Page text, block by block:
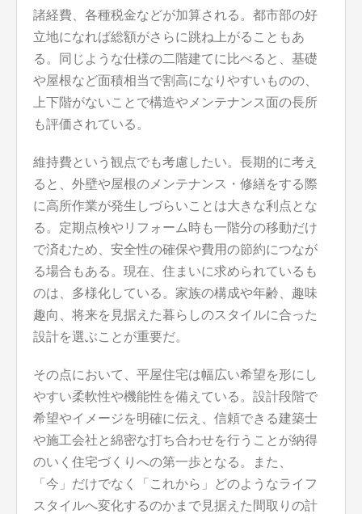
諸経費、各種税金などが加算される。都市部の好
立地になれば総額がさらに跳ね上がることもあ
る。同じような仕様の二階建てに比べると、基礎
や屋根など面積相当で割高になりやすいものの、
上下階がないことで構造やメンテナンス面の長所
も評価されている。
維持費という観点でも考慮したい。長期的に考え
ると、外壁や屋根のメンテナンス・修繕をする際
に高所作業が発生しづらいことは大きな利点とな
る。定期点検やリフォーム時も一階分の移動だけ
で済むため、安全性の確保や費用の節約につなが
る場合もある。現在、住まいに求められているも
のは、多様化している。家族の構成や年齢、趣味
趣向、将来を見据えた暮らしのスタイルに合った
設計を選ぶことが重要だ。
その点において、平屋住宅は幅広い希望を形にし
やすい柔軟性や機能性を備えている。設計段階で
希望やイメージを明確に伝え、信頼できる建築士
や施工会社と綿密な打ち合わせを行うことが納得
のいく住宅づくりへの第一歩となる。また、
「今」だけでなく「これから」どのようなライフ
スタイルへ変化するのかまで見据えた間取りの計